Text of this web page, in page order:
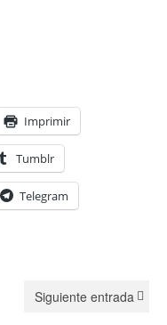
Imprimir
Tumblr
Telegram
Siguiente entrada